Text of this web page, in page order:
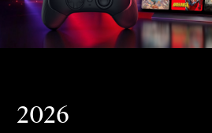
2026